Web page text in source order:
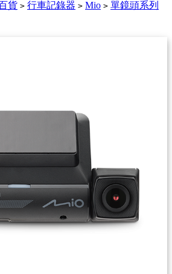
貨 > 行車記錄器 > Mio > 單鏡頭系列